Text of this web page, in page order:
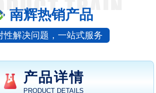
南辉热销产品
性解决问题，一站式服务
产品详情
PRODUCT DETAILS